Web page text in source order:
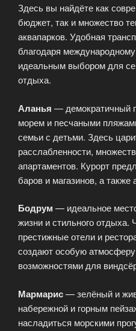
Здесь вы найдёте как
бюджет, так и множество
аквапарков. Удобная
благодаря
идеальным выбором для
отдыха.
Аланья — демократичный
морем и песчаными
семьи с детьми. Здесь
расслабленности,
апартаментов. Курорт
баров и магазинов, а также
Бодрум — идеальное
жизни и стильного отдыха.
престижные отели и
создают особую
возможностями для
Мармарис— зелёный и
набережной и горным
насладиться морскими